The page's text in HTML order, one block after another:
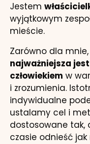
Jestem
wyjątkowym
mieście.
Zarówno dla
najważniejsza
człowiekiem w
i zrozumienia.
indywidualne
ustalamy cel i
dostosowane tak,
czasie odnieść